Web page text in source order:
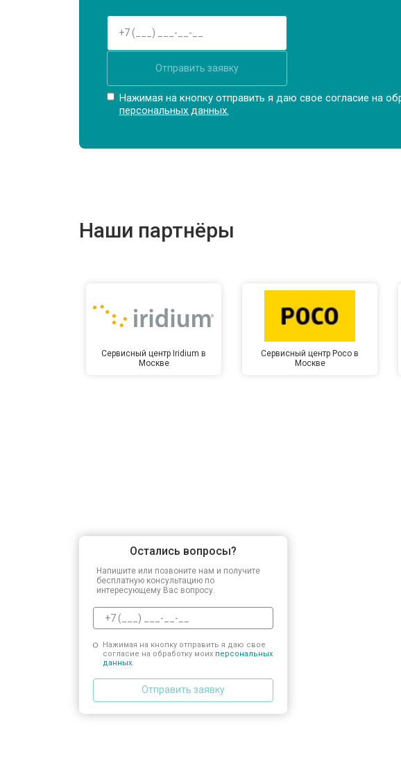
Отправить заявку
Нажимая на кнопку отправить я даю свое согласие на
персональных данных.
Наши партнёры
Сервисный центр Iridium в
Москве
Сервисный центр Poco в
Москве
Остались вопросы?
Напишите или позвоните нам и получите
бесплатную консультацию по
интересующему Вас вопросу.
Нажимая на кнопку отправить я даю свое
согласие на обработку моих персональных
данных.
Отправить заявку